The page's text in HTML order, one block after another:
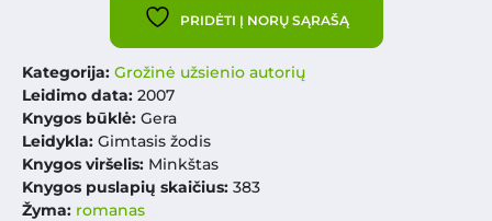
PRIDĖTI Į NORŲ SĄRAŠĄ
Kategorija: Grožinė užsienio autorių
Leidimo data: 2007
Knygos būklė: Gera
Leidykla: Gimtasis žodis
Knygos viršelis: Minkštas
Knygos puslapių skaičius: 383
Žyma: romanas